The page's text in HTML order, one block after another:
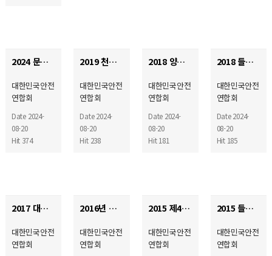
2024 문화에술공연 보이스피싱예방교육 공연
대한민국안전
연합회
Date 2024-
08-20
Hit 374
2019 천안 임산유아 토크쇼
대한민국안전
연합회
Date 2024-
08-20
Hit 238
2018 양양문화예술공연 물레
대한민국안전
연합회
Date 2024-
08-20
Hit 181
2018 들무새 문화예술 한국농어촌공사사장 감사패 수상
대한민국안전
연합회
Date 2024-
08-20
Hit 185
2017 대한민국 국민안전공감캠프 독도탐방
대한민국안전
연합회
2016년 국민안전공감캠프 시상식
대한민국안전
연합회
2015 제4회 대한민국 안보DNA! 국민안전공감캠프
대한민국안전
연합회
2015 들무새 문화예술공연 물레
대한민국안전
연합회